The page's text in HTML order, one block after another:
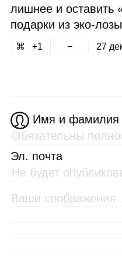
лишнее и оставить
подарки из
1 27
Имя и фамилия
Эл. почта